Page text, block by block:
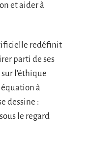
et aider à
redéfinit
parti de ses
l’éthique
équation à
dessine :
le regard